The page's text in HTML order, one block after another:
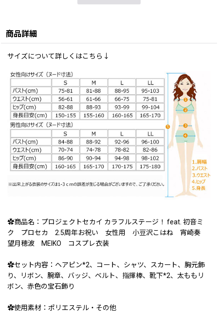
商品詳細
サイズについて詳しくはこちら↓
✿商品名：プロジェクトセカイ カラフルステージ！ feat. 初音ミ
ク プロセカ 2.5周年お祝い 女性用 小豆沢こはね 宵崎奏
望月穂波 MEIKO コスプレ衣装
✿セット内容：ヘアピン*2、コート、シャツ、スカート、胸元飾
り、リボン、腕章、バッジ、ベルト、指揮棒、靴下*2、太ももリ
ボン、赤色の宝石飾り
✿使用素材：ポリエステル・その他